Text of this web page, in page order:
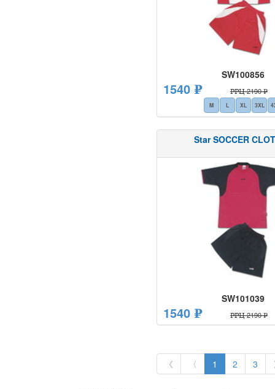
SW100856
1540 ₽ РРЦ 2190 ₽
M L XL 3XL
Star SOCCER
SW101039
1540 ₽ РРЦ 2190 ₽
《 〈 1 2 3